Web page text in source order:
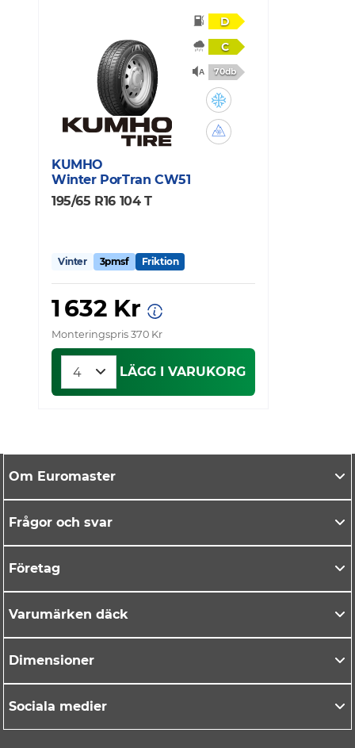
D
C
70db
KUMHO
Winter PorTran CW51
195/65 R16 104 T
Vinter 3pmsf Friktion
1 632 Kr
Monteringspris 370 Kr
LÄGG I VARUKORG
Om Euromaster
Frågor och svar
Företag
Varumärken däck
Dimensioner
Sociala medier